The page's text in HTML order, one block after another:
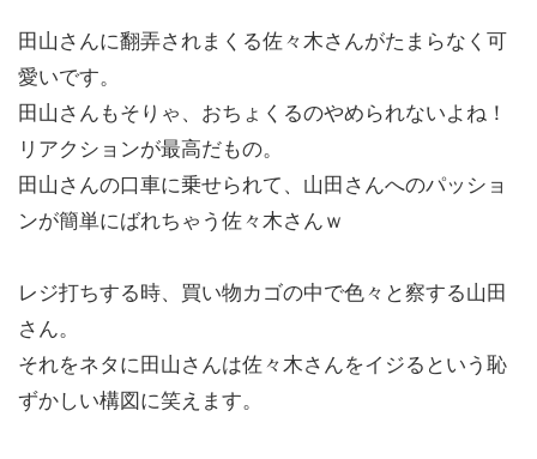
田山さんに翻弄されまくる佐々木さんがたまらなく可
愛いです。
田山さんもそりゃ、おちょくるのやめられないよね！
リアクションが最高だもの。
田山さんの口車に乗せられて、山田さんへのパッショ
ンが簡単にばれちゃう佐々木さんｗ
レジ打ちする時、買い物カゴの中で色々と察する山田
さん。
それをネタに田山さんは佐々木さんをイジるという恥
ずかしい構図に笑えます。